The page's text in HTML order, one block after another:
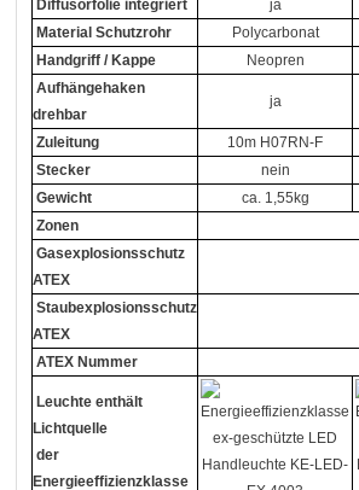
Diffusorfolie integriert
ja
Material Schutzrohr
Polycarbonat
Handgriff / Kappe
Neopren
Aufhängehaken
drehbar
ja
Zuleitung 10m H07RN-F
Stecker
nein
Gewicht
ca. 1,55kg
Zonen
Gasexplosionsschutz
ATEX
Staubexplosionsschutz
ATEX
ATEX Nummer
Leuchte enthält
Lichtquelle
der
Energieeffizienzklasse